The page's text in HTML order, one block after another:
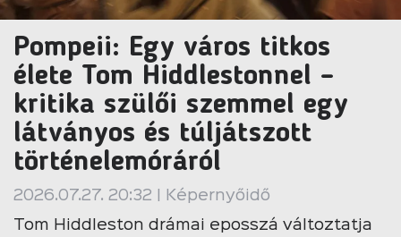
Pompeii: Egy város titkos
élete Tom Hiddlestonnel –
kritika szülői szemmel egy
látványos és túljátszott
történelemóráról
2026.07.27. 20:32 | Képernyőidő
Tom Hiddleston drámai eposszá változtatja